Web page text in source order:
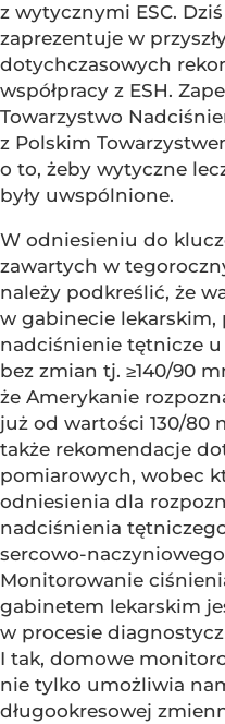
z wytycznymi ESC.
zaprezentuje w
dotychczasowych
współpracy z ESH.
Towarzystwo
z Polskim
o to, żeby wytyczne
były uwspólnione.
W odniesieniu do
zawartych w
należy podkreślić, że
w gabinecie
nadciśnienie tętnicze u
bez zmian tj. ≥140/90
że Amerykanie
już od wartości 130/80
także rekomendacje
pomiarowych, wobec
odniesienia dla
nadciśnienia
sercowo-
Monitorowanie
gabinetem lekarskim
w procesie
I tak, domowe
nie tylko umożliwia
długookresowej